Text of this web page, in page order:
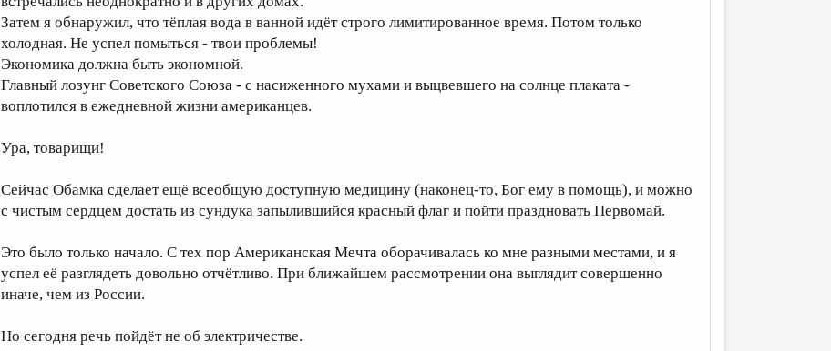
Затем я обнаружил, что тёплая вода в ванной идёт строго лимитированное время. Потом только
холодная. Не успел помыться - твои проблемы!
Экономика должна быть экономной.
Главный лозунг Советского Союза - с насиженного мухами и выцвевшего на солнце плаката -
воплотился в ежедневной жизни американцев.
Ура, товарищи!
Сейчас Обамка сделает ещё всеобщую доступную медицину (наконец-то, Бог ему в помощь), и можно
с чистым сердцем достать из сундука запылившийся красный флаг и пойти праздновать Первомай.
Это было только начало. С тех пор Американская Мечта оборачивалась ко мне разными местами, и я
успел её разглядеть довольно отчётливо. При ближайшем рассмотрении она выглядит совершенно
иначе, чем из России.
Но сегодня речь пойдёт не об электричестве.